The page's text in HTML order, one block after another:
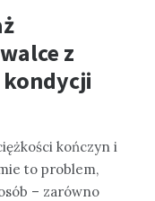
z
kończyn i
to problem,
– zarówno